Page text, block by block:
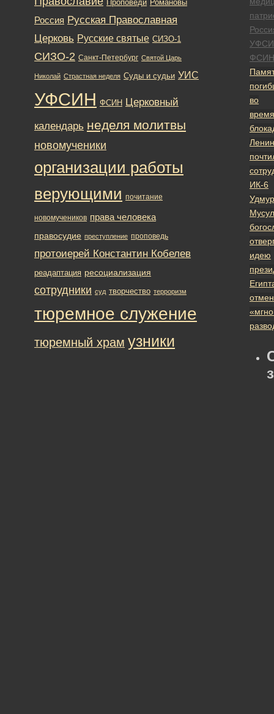
ФСИН
во
время
ИК-6
идею
Проповеди Романовы
Россия Русская Православная
Церковь Русские святые СИЗО-1
СИЗО-2 Санкт-Петербург Святой Царь
Николай Страстная неделя Суды и судьи УИС
УФСИН ФСИН Церковный
календарь неделя молитвы
новомученики
организации работы
верующими почитание
новомучеников права человека
правосудие преступление проповедь
протоиерей Константин Кобелев
реадаптация ресоциализация
сотрудники суд творчество терроризм
тюремное служение
тюремный храм узники